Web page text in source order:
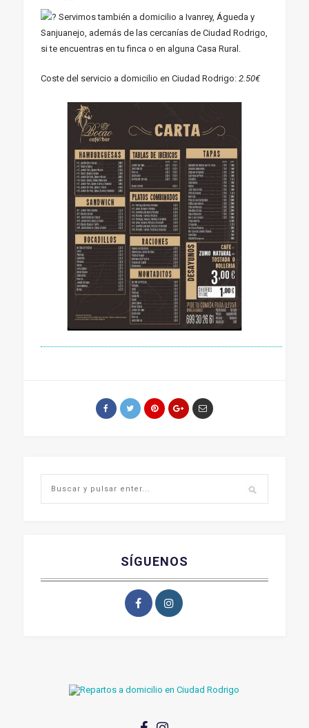
Servimos también a domicilio a Ivanrey, Águeda y
Sanjuanejo, además de las cercanías de Ciudad Rodrigo,
si te encuentras en tu finca o en alguna Casa Rural.
Coste del servicio a domicilio en Ciudad Rodrigo: 2.50€
SÍGUENOS